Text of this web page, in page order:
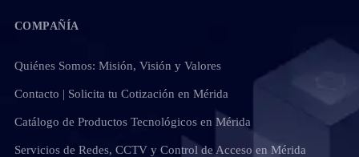
COMPAÑÍA
Quiénes Somos: Misión, Visión y Valores
Contacto | Solicita tu Cotización en Mérida
Catálogo de Productos Tecnológicos en Mérida
Servicios de Redes, CCTV y Control de Acceso en Mérida